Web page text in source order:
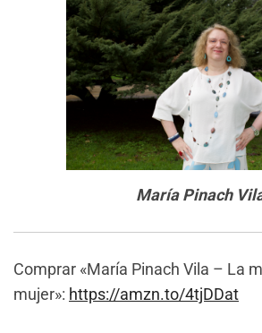
María Pinach
Comprar «María Pinach Vila – La
mujer»: https://amzn.to/4tjDDat